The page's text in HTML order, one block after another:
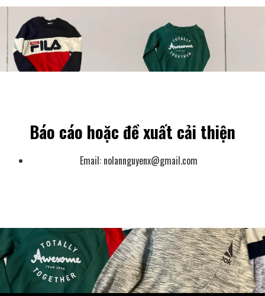
Báo cáo hoặc đề xuất cải thiện
Email: nolannguyenx@gmail.com